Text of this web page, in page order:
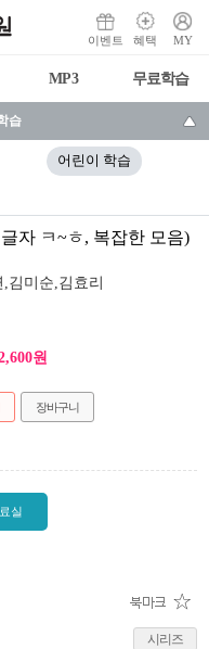
이벤트 혜택 MY
MP3 무료학습
습
어린이 학습
자 ㅋ~ㅎ, 복잡한 모음)
김미순,김효리
원
장바구니
실
시리즈